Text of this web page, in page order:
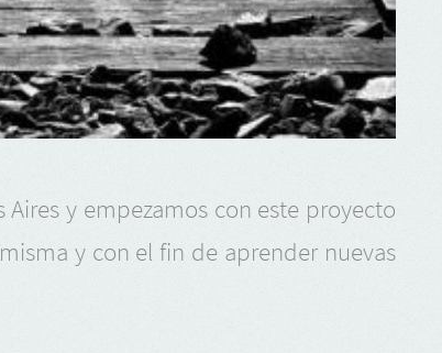
y empezamos con este proyecto
y con el fin de aprender nuevas